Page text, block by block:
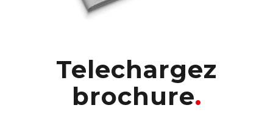
Telechargez
brochure